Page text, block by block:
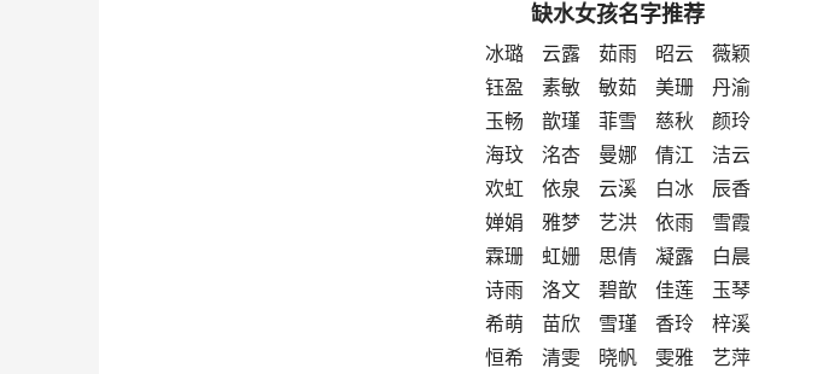
缺水女孩名字推荐
冰璐 云露 茹雨 昭云 薇颖
钰盈 素敏 敏茹 美珊 丹渝
玉畅 歆瑾 菲雪 慈秋 颜玲
海玟 洺杏 曼娜 倩江 洁云
欢虹 依泉 云溪 白冰 辰香
婵娟 雅梦 艺洪 依雨 雪霞
霖珊 虹姗 思倩 凝露 白晨
诗雨 洛文 碧歆 佳莲 玉琴
希萌 苗欣 雪瑾 香玲 梓溪
恒希 清雯 晓帆 雯雅 艺萍